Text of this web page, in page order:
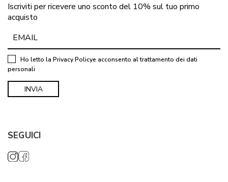
Iscriviti per ricevere uno sconto del 10% sul tuo primo
acquisto
Ho letto la Privacy Policye acconsento al trattamento dei dati
personali
SEGUICI